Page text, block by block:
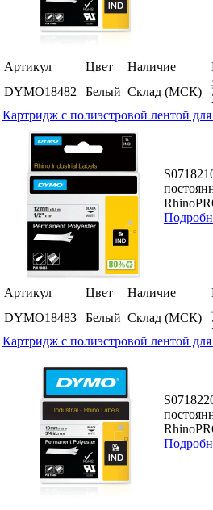
Артикул Цвет Наличие
DYMO18482
Белый Склад (МСК)
Картридж c полиэстровой лентой
Артикул Цвет Наличие
DYMO18483
Белый Склад (МСК)
Картридж c полиэстровой лентой